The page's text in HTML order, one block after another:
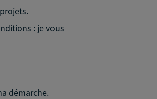
: je vous
démarche.